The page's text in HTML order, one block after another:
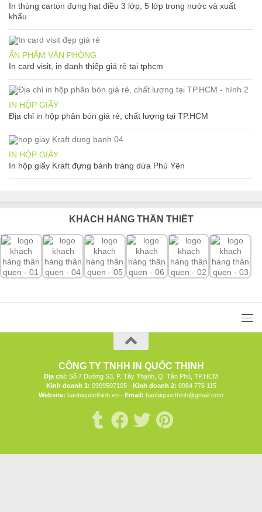
In thùng carton đựng hạt điều 3 lớp, 5 lớp trong nước và xuất
khẩu
ẤN PHẨM VĂN PHÒNG
In card visit, in danh thiếp giá rẻ tại tphcm
IN HỘP GIẤY
Địa chỉ in hộp phân bón giá rẻ, chất lượng tại TP.HCM
IN HỘP GIẤY
In hộp giấy Kraft đựng bánh tráng dừa Phú Yên
KHÁCH HÀNG THÂN THIẾT
CÔNG TY TNHH IN QUỐC THỊNH
Địa chỉ: Số 7 Đường S3, P. Tây Thạnh, Q. Tân Phú, TP.HCM
Kinh doanh 1: 0909507105 - Kinh doanh 2: 0984 776 115
Website: baobiquocthinh.vn - Email: baobiquocthinh@gmail.com